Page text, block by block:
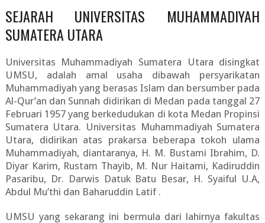
SEJARAH UNIVERSITAS MUHAMMADIYAH
SUMATERA UTARA
Universitas Muhammadiyah Sumatera Utara disingkat
UMSU, adalah amal usaha dibawah persyarikatan
Muhammadiyah yang berasas Islam dan bersumber pada
Al-Qur’an dan Sunnah didirikan di Medan pada tanggal 27
Februari 1957 yang berkedudukan di kota Medan Propinsi
Sumatera Utara. Universitas Muhammadiyah Sumatera
Utara, didirikan atas prakarsa beberapa tokoh ulama
Muhammadiyah, diantaranya, H. M. Bustami Ibrahim, D.
Diyar Karim, Rustam Thayib, M. Nur Haitami, Kadiruddin
Pasaribu, Dr. Darwis Datuk Batu Besar, H. Syaiful U.A,
Abdul Mu’thi dan Baharuddin Latif .
UMSU yang sekarang ini bermula dari lahirnya fakultas